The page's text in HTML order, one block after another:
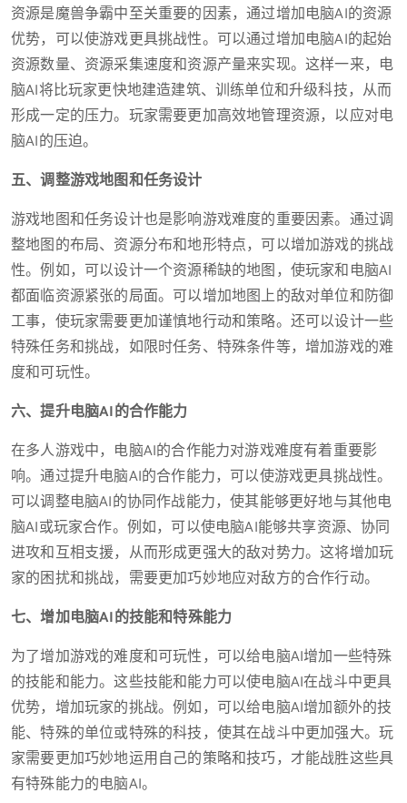
资源是魔兽争霸中至关重要的因素，通过增加电脑AI的资源
优势，可以使游戏更具挑战性。可以通过增加电脑AI的起始
资源数量、资源采集速度和资源产量来实现。这样一来，电
脑AI将比玩家更快地建造建筑、训练单位和升级科技，从而
形成一定的压力。玩家需要更加高效地管理资源，以应对电
脑AI的压迫。
五、调整游戏地图和任务设计
游戏地图和任务设计也是影响游戏难度的重要因素。通过调
整地图的布局、资源分布和地形特点，可以增加游戏的挑战
性。例如，可以设计一个资源稀缺的地图，使玩家和电脑AI
都面临资源紧张的局面。可以增加地图上的敌对单位和防御
工事，使玩家需要更加谨慎地行动和策略。还可以设计一些
特殊任务和挑战，如限时任务、特殊条件等，增加游戏的难
度和可玩性。
六、提升电脑AI的合作能力
在多人游戏中，电脑AI的合作能力对游戏难度有着重要影
响。通过提升电脑AI的合作能力，可以使游戏更具挑战性。
可以调整电脑AI的协同作战能力，使其能够更好地与其他电
脑AI或玩家合作。例如，可以使电脑AI能够共享资源、协同
进攻和互相支援，从而形成更强大的敌对势力。这将增加玩
家的困扰和挑战，需要更加巧妙地应对敌方的合作行动。
七、增加电脑AI的技能和特殊能力
为了增加游戏的难度和可玩性，可以给电脑AI增加一些特殊
的技能和能力。这些技能和能力可以使电脑AI在战斗中更具
优势，增加玩家的挑战。例如，可以给电脑AI增加额外的技
能、特殊的单位或特殊的科技，使其在战斗中更加强大。玩
家需要更加巧妙地运用自己的策略和技巧，才能战胜这些具
有特殊能力的电脑AI。